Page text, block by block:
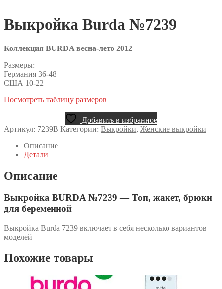
Выкройка Burda №7239
Коллекция BURDA весна-лето 2012
Размеры:
Германия 36-48
США 10-22
Посмотреть таблицу размеров
Добавить в избранное
Артикул: 7239B Категории: Выкройки, Женские выкройки
Описание
Детали
Описание
Выкройка BURDA №7239 — Топ, жакет, брюки
для беременной
Выкройка Burda 7239 включает в себя несколько вариантов
моделей
Похожие товары